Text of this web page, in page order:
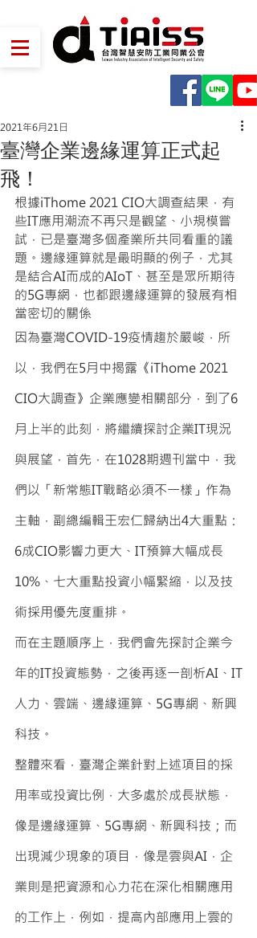
臺灣企業邊緣運算正式起
飛！
2021年6月21日
根據iThome 2021 CIO大調查結果，有
些IT應用潮流不再只是觀望、小規模嘗
試，已是臺灣多個產業所共同看重的議
題。邊緣運算就是最明顯的例子，尤其
是結合AI而成的AIoT、甚至是眾所期待
的5G專網，也都跟邊緣運算的發展有相
當密切的關係
因為臺灣COVID-19疫情趨於嚴峻，所
以，我們在5月中揭露《iThome 2021
CIO大調查》企業應變相關部分，到了6
月上半的此刻，將繼續探討企業IT現況
與展望，首先，在1028期週刊當中，我
們以「新常態IT戰略必須不一樣」作為
主軸，副總編輯王宏仁歸納出4大重點：
6成CIO影響力更大、IT預算大幅成長
10%、七大重點投資小幅緊縮，以及技
術採用優先度重排。
而在主題順序上，我們會先探討企業今
年的IT投資態勢，之後再逐一剖析AI、IT
人力、雲端、邊緣運算、5G專網、新興
科技。
整體來看，臺灣企業針對上述項目的採
用率或投資比例，大多處於成長狀態，
像是邊緣運算、5G專網、新興科技；而
出現減少現象的項目，像是雲與AI，企
業則是把資源和心力花在深化相關應用
的工作上，例如，提高內部應用上雲的